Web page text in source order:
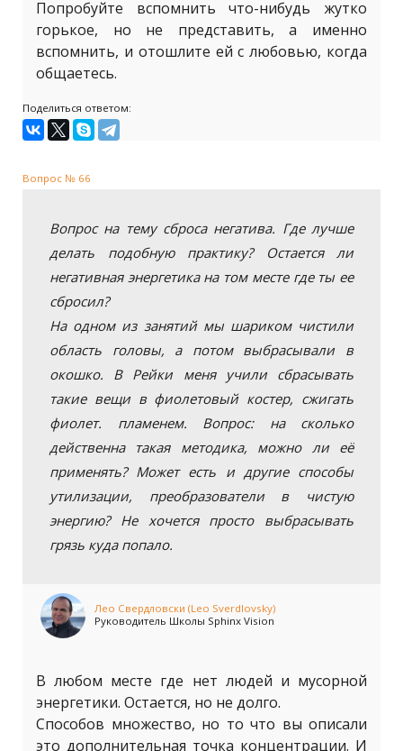
Попробуйте вспомнить что-нибудь жутко
горькое, но не представить, а именно
вспомнить, и отошлите ей с любовью, когда
общаетесь.
Поделиться ответом:
Вопрос № 66
Вопрос на тему сброса негатива. Где лучше
делать подобную практику? Остается ли
негативная энергетика на том месте где ты ее
сбросил?
На одном из занятий мы шариком чистили
область головы, а потом выбрасывали в
окошко. В Рейки меня учили сбрасывать
такие вещи в фиолетовый костер, сжигать
фиолет. пламенем. Вопрос: на сколько
действенна такая методика, можно ли её
применять? Может есть и другие способы
утилизации, преобразователи в чистую
энергию? Не хочется просто выбрасывать
грязь куда попало.
Лео Свердловски (Leo Sverdlovsky)
Руководитель Школы Sphinx Vision
В любом месте где нет людей и мусорной
энергетики. Остается, но не долго.
Способов множество, но то что вы описали
это дополнительная точка концентрации. И